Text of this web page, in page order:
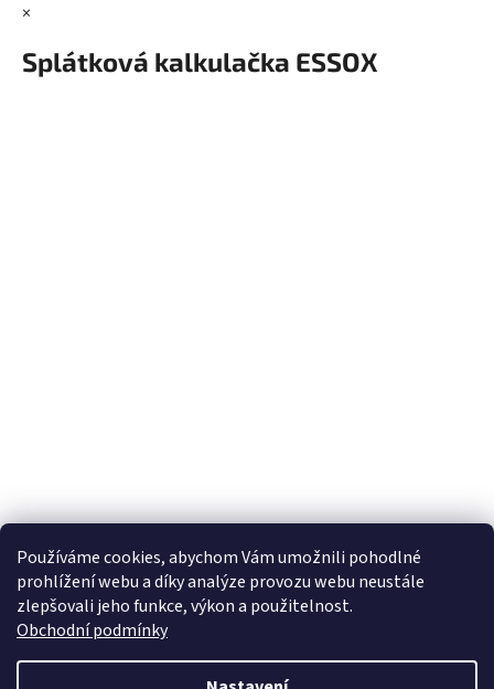
Používáme cookies, abychom Vám umožnili pohodlné
prohlížení webu a díky analýze provozu webu neustále
zlepšovali jeho funkce, výkon a použitelnost.
Obchodní podmínky
v
ý
×
Splátková kalkulačka ESSOX